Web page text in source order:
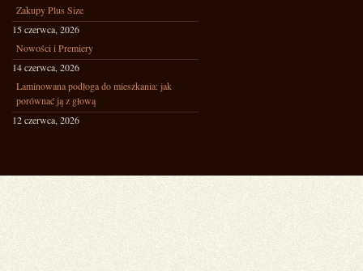
Zakupy Plus Size
15 czerwca, 2026
Nowości i Premiery
14 czerwca, 2026
Laminowana podłoga do mieszkania: jak
porównać ją z głową
12 czerwca, 2026